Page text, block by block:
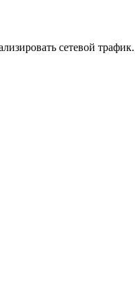
сетевой трафик.